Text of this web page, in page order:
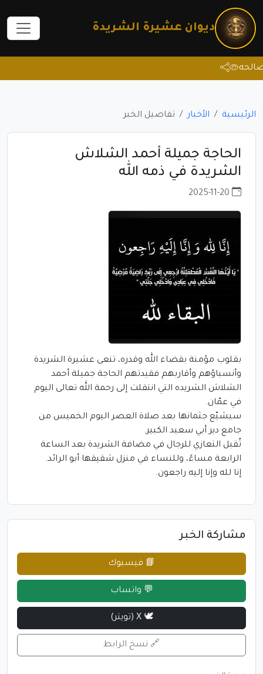
ديوان عشيرة الشريدة
الرئيسية الأخبار تفاصيل الخبر
الحاجة جميلة أحمد الشلاش
الشريدة في ذمه الله
بقلوب مؤمنة بقضاء الله وقدره، تنعى عشيرة الشريدة
وأنسباؤهم وأقاربهم فقيدتهم الحاجة جميلة أحمد
الشلاش الشريده التي انتقلت إلى رحمة الله تعالى اليوم
في عمّان.
سيشيّع جثمانها بعد صلاة العصر اليوم الخميس من
جامع دير أبي سعيد الكبير.
تُقبل التعازي للرجال في مضافة الشريدة بعد الساعة
الرابعة مساءً، وللنساء في منزل شقيقها أبو الرائد.
إنا لله وإنا إليه راجعون.
مشاركة الخبر
📘 فيسبوك
💬 واتساب
🕊 X (تويتر)
🔗 نسخ الرابط